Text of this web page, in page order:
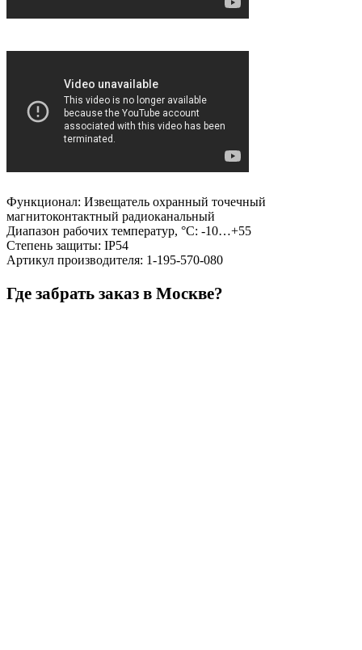
Функционал: Извещатель охранный точечный
магнитоконтактный радиоканальный
Диапазон рабочих температур, °С: -10…+55
Степень защиты: IP54
Артикул производителя: 1-195-570-080
Где забрать заказ в Москве?